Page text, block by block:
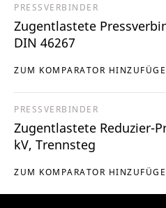
ZUM KOMPARATOR
PRESSVERBINDER
Zugentlastete
DIN 46267
ZUM KOMPARATOR
PRESSVERBINDER
Zugentlastete Reduzier-
kV, Trennsteg